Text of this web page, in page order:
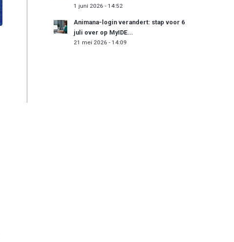
1 juni 2026 - 14:52
Animana-login verandert: stap voor 6
juli over op MyIDE...
21 mei 2026 - 14:09